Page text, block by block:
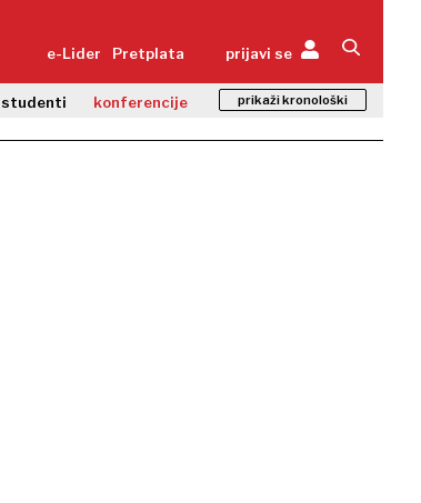
e-Lider Pretplata prijavi se
studenti konferencije prikaži kronološki